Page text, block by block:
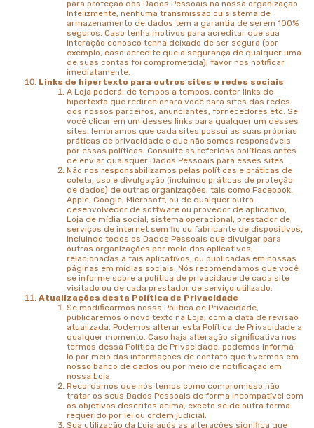
para proteção dos Dados Pessoais na nossa organização.
Infelizmente, nenhuma transmissão ou sistema de
armazenamento de dados tem a garantia de serem 100%
seguros. Caso tenha motivos para acreditar que sua
interação conosco tenha deixado de ser segura (por
exemplo, caso acredite que a segurança de qualquer uma
de suas contas foi comprometida), favor nos notificar
imediatamente.
Links de hipertexto para outros sites e redes sociais
A Loja poderá, de tempos a tempos, conter links de
hipertexto que redirecionará você para sites das redes
dos nossos parceiros, anunciantes, fornecedores etc. Se
você clicar em um desses links para qualquer um desses
sites, lembramos que cada sites possui as suas próprias
práticas de privacidade e que não somos responsáveis
por essas políticas. Consulte as referidas políticas antes
de enviar quaisquer Dados Pessoais para esses sites.
Não nos responsabilizamos pelas políticas e práticas de
coleta, uso e divulgação (incluindo práticas de proteção
de dados) de outras organizações, tais como Facebook,
Apple, Google, Microsoft, ou de qualquer outro
desenvolvedor de software ou provedor de aplicativo,
Loja de mídia social, sistema operacional, prestador de
serviços de internet sem fio ou fabricante de dispositivos,
incluindo todos os Dados Pessoais que divulgar para
outras organizações por meio dos aplicativos,
relacionadas a tais aplicativos, ou publicadas em nossas
páginas em mídias sociais. Nós recomendamos que você
se informe sobre a política de privacidade de cada site
visitado ou de cada prestador de serviço utilizado.
Atualizações desta Política de Privacidade
Se modificarmos nossa Política de Privacidade,
publicaremos o novo texto na Loja, com a data de revisão
atualizada. Podemos alterar esta Política de Privacidade a
qualquer momento. Caso haja alteração significativa nos
termos dessa Política de Privacidade, podemos informá-
lo por meio das informações de contato que tivermos em
nosso banco de dados ou por meio de notificação em
nossa Loja.
Recordamos que nós temos como compromisso não
tratar os seus Dados Pessoais de forma incompatível com
os objetivos descritos acima, exceto se de outra forma
requerido por lei ou ordem judicial.
Sua utilização da Loja após as alterações significa que